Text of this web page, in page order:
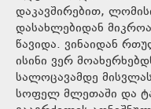
დაკავშირებით,
დასახლებიდან
წავიდა. ვინაიდან
ისინი ვერ
სალოცავამდე
სოფელ მლეთაში და